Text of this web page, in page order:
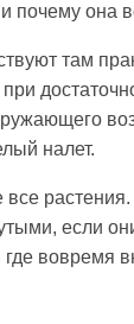
почему она
там
налет.
все
если
вовремя